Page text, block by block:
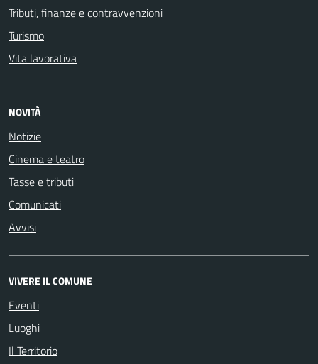
Tributi, finanze e contravvenzioni
Turismo
Vita lavorativa
NOVITÀ
Notizie
Cinema e teatro
Tasse e tributi
Comunicati
Avvisi
VIVERE IL COMUNE
Eventi
Luoghi
Il Territorio